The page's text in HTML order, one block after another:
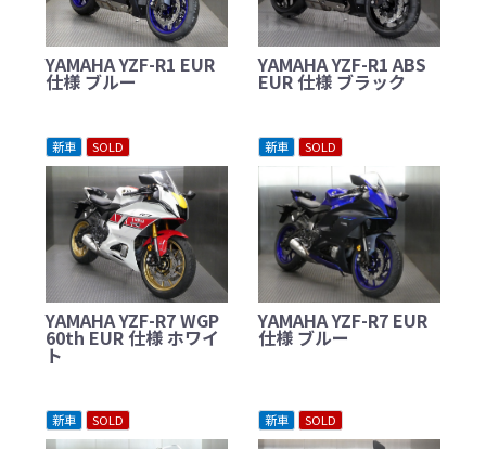
YAMAHA YZF-R1 EUR
仕様 ブルー
YAMAHA YZF-R1 ABS
EUR 仕様 ブラック
新車 SOLD
YAMAHA YZF-R7 WGP
60th EUR 仕様 ホワイ
ト
新車 SOLD
YAMAHA YZF-R7 EUR
仕様 ブルー
新車 SOLD 新車 SOLD